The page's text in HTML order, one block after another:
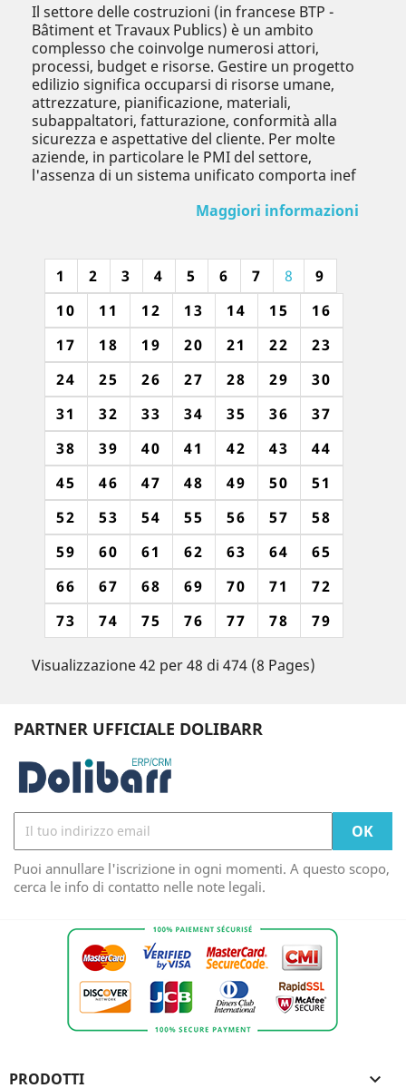
Il settore delle costruzioni (in francese BTP -
Bâtiment et Travaux Publics) è un ambito
complesso che coinvolge numerosi attori,
processi, budget e risorse. Gestire un progetto
edilizio significa occuparsi di risorse umane,
attrezzature, pianificazione, materiali,
subappaltatori, fatturazione, conformità alla
sicurezza e aspettative del cliente. Per molte
aziende, in particolare le PMI del settore,
l'assenza di un sistema unificato comporta inef
Maggiori informazioni
1 2 3 4 5 6 7 8
9
10
11 12 13 14 15
16
17
18 19 20 21 22
23
24
25 26 27 28 29
30
31
32 33 34 35 36
37
38
39 40 41 42 43
44
45
46 47 48 49 50
51
52
53 54 55 56 57
58
59
60 61 62 63 64
65
66
67 68 69 70 71
72
73
74 75 76 77 78 79
Visualizzazione 42 per 48 di 474 (8 Pages)
PARTNER UFFICIALE DOLIBARR
Puoi annullare l'iscrizione in ogni momenti. A questo scopo,
cerca le info di contatto nelle note legali.
PRODOTTI 